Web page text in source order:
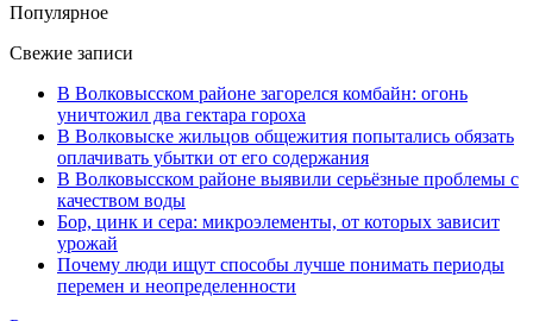
Популярное
Свежие записи
В Волковысском районе загорелся комбайн: огонь
уничтожил два гектара гороха
В Волковыске жильцов общежития попытались обязать
оплачивать убытки от его содержания
В Волковысском районе выявили серьёзные проблемы с
качеством воды
Бор, цинк и сера: микроэлементы, от которых зависит
урожай
Почему люди ищут способы лучше понимать периоды
перемен и неопределенности